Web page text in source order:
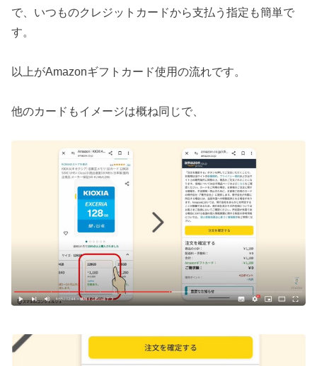
で、いつものクレジットカードから支払う指定も簡単で
す。
以上がAmazonギフトカード使用の流れです。
他のカードもイメージは概ね同じで、